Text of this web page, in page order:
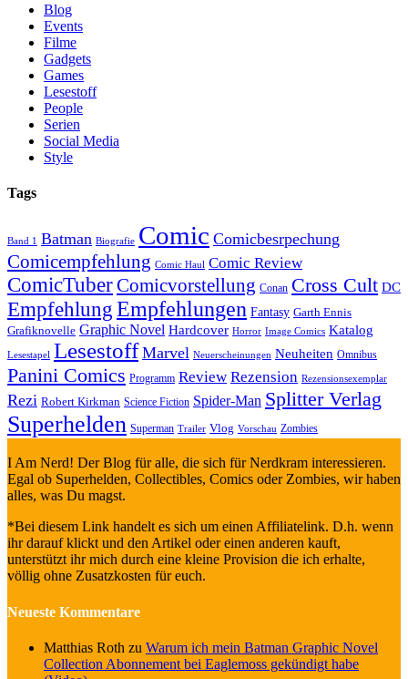
Blog
Events
Filme
Gadgets
Games
Lesestoff
People
Serien
Social Media
Style
Tags
Band 1 Batman Biografie Comic Comicbesrpechung
Comicempfehlung Comic Haul Comic Review
ComicTuberComicvorstellung Conan Cross Cult DC
Empfehlung Empfehlungen Fantasy Garth Ennis
Grafiknovelle Graphic Novel Hardcover Horror Image Comics Katalog
Lesestapel Lesestoff Marvel Neuerscheinungen Neuheiten Omnibus
Panini Comics Programm Review Rezension Rezensionsexemplar
Rezi Robert Kirkman Science Fiction Spider-Man Splitter Verlag
Superhelden Superman Trailer Vlog Vorschau Zombies
I Am Nerd! Der Blog für alle, die sich für Nerdkram interessieren.
Egal ob Superhelden, Collectibles, Comics oder Zombies, wir haben
alles, was Du magst.
*Bei diesem Link handelt es sich um einen Affiliatelink. D.h. wenn
ihr darauf klickt und den Artikel oder einen anderen kauft,
unterstützt ihr mich durch eine kleine Provision die ich erhalte,
völlig ohne Zusatzkosten für euch.
Neueste Kommentare
Matthias Roth zu Warum ich mein Batman Graphic Novel
Collection Abonnement bei Eaglemoss gekündigt habe